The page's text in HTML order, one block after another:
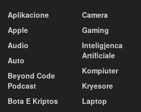
Aplikacione
Apple
Audio
Auto
Beyond Code
Podcast
Bota E Kriptos
Camera
Gaming
Inteligjenca
Artificiale
Kompiuter
Kryesore
Laptop